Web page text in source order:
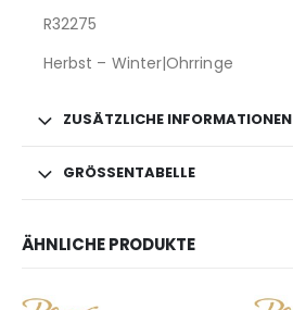
R32275
Herbst – Winter|Ohrringe
ZUSÄTZLICHE INFORMATIONEN
GRÖSSENTABELLE
ÄHNLICHE PRODUKTE